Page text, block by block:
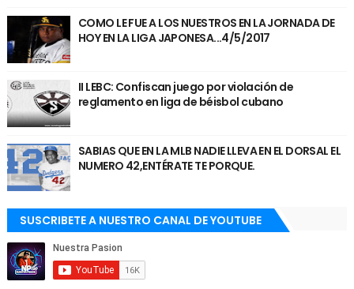
COMO LE FUE A LOS NUESTROS EN LA JORNADA DE
HOY EN LA LIGA JAPONESA...4/5/2017
II LEBC: Confiscan juego por violación de
reglamento en liga de béisbol cubano
SABIAS QUE EN LA MLB NADIE LLEVA EN EL DORSAL EL
NUMERO 42,ENTÉRATE TE PORQUE.
SUSCRIBETE A NUESTRO CANAL DE YOUTUBE